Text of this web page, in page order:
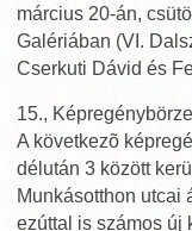
március 20-án,
Galériában (VI.
Cserkuti Dávid és
15., Képregénybörze
A következõ
délután 3 között
Munkásotthon utcai
ezúttal is számos új